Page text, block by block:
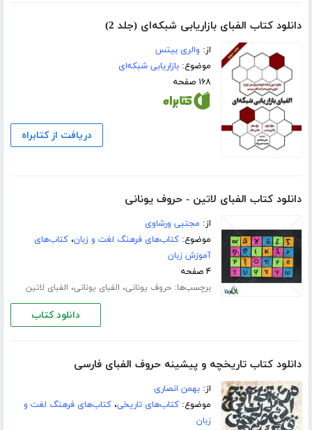
دانلود کتاب الفبای بازاریابی شبکه‌ای (جلد 2)
از: والری بیتس
موضوع:بازاریابی شبکه‌ای
۱۶۸ صفحه
دریافت از کتابراه
دانلود کتاب الفبای لاتین - حروف یونانی
از: مجتبی ورشاوی
موضوع:کتاب‌های فرهنگ لغت و زبان،کتاب‌های
آموزش زبان
۴ صفحه
برچسب‌ها:حروف یونانی، الفبای یونانی، الفبای لاتین
دانلود کتاب
دانلود کتاب تاریخچه و پیشینه حروف الفبای فارسی
از:بهمن انصاری
موضوع:کتاب‌های تاریخی،کتاب‌های فرهنگ لغت و
زبان